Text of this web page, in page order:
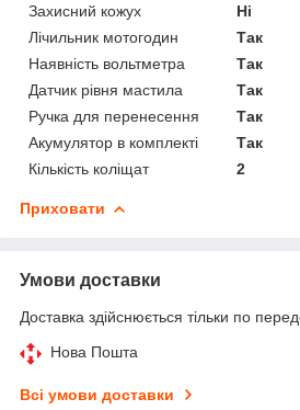
Захисний кожух
Ні
Лічильник мотогодин
Так
Наявність вольтметра
Так
Датчик рівня мастила
Так
Ручка для перенесення
Так
Акумулятор в комплекті
Так
Кількість коліщат
2
Приховати
Умови доставки
Доставка здійснюється тільки по
Нова Пошта
Всі умови доставки